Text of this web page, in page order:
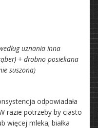
uznania inna
+ drobno posiekana
suszona)
odpowiadała
razie potrzeby by ciasto
więcej mleka; białka